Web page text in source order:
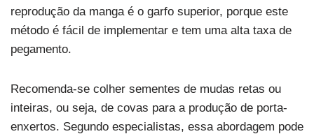
reprodução da manga é o garfo superior, porque este
método é fácil de implementar e tem uma alta taxa de
pegamento.
Recomenda-se colher sementes de mudas retas ou
inteiras, ou seja, de covas para a produção de porta-
enxertos. Segundo especialistas, essa abordagem pode